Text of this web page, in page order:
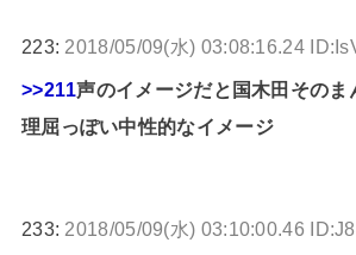
223: 2018/05/09(水) 03:08:16.24
>>211声のイメージだと国木田そのま
理屈っぽい中性的なイメージ
233: 2018/05/09(水) 03:10:00.46